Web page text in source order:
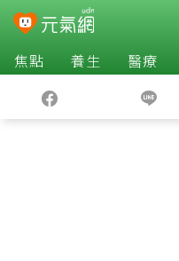
焦點 養生 醫療